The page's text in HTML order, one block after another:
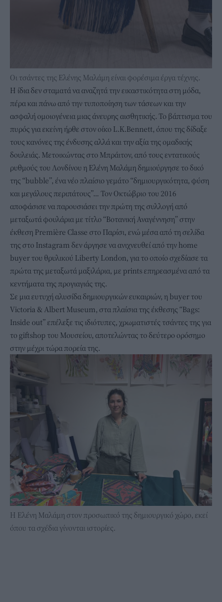
Οι τσάντες της Ελένης Μαλάμη είναι φορέσιμα έργα τέχνης.
Η ίδια δεν σταματά να αναζητά την εικαστικότητα στη μόδα,
πέρα και πάνω από την τυποποίηση των τάσεων και την
ασφαλή ομοιογένεια μιας άνευρης αισθητικής. Το βάπτισμα του
πυρός για εκείνη ήρθε στον οίκο L.K.Bennett, όπου της δίδαξε
τους κανόνες της ένδυσης αλλά και την αξία της ομαδικής
δουλειάς. Μετοικώντας στο Μπράιτον, από τους εντατικούς
ρυθμούς του Λονδίνου η Ελένη Μαλάμη δημιούργησε το δικό
της “bubble”, ένα νέο πλαίσιο γεμάτο “δημιουργικότητα, φύση
και μεγάλους περιπάτους”… Τον Οκτώβριο του 2016
αποφάσισε να παρουσιάσει την πρώτη της συλλογή από
μεταξωτά φουλάρια με τίτλο “Βοτανική Αναγέννηση” στην
έκθεση Première Classe στο Παρίσι, ενώ μέσα από τη σελίδα
της στο Instagram δεν άργησε να ανιχνευθεί από την home
buyer του θρυλικού Liberty London, για το οποίο σχεδίασε τα
πρώτα της μεταξωτά μαξιλάρια, με prints επηρεασμένα από τα
κεντήματα της προγιαγιάς της.
Σε μια ευτυχή αλυσίδα δημιουργικών ευκαιριών, η buyer του
Victoria & Albert Museum, στα πλαίσια της έκθεσης “Bags:
Inside out” επέλεξε τις ιδιότυπες, χρωματιστές τσάντες της για
το giftshop του Μουσείου, αποτελώντας το δεύτερο ορόσημο
στην μέχρι τώρα πορεία της.
Η Ελένη Μαλάμη στον προσωπικό της δημιουργικό χώρο, εκεί
όπου τα σχέδια γίνονται ιστορίες.